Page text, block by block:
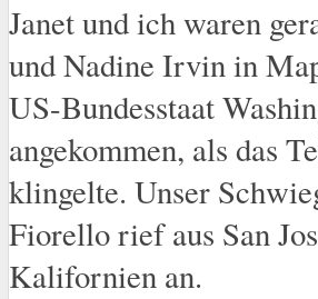
Janet und ich waren
und Nadine Irvin in
US-Bundesstaat
angekommen, als das
klingelte. Unser
Fiorello rief aus San
Kalifornien an.